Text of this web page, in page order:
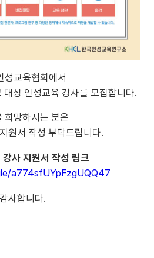
성교육협회에서
상 인성교육 강사를 모집합니다.
희망하시는 분은
원서 작성 부탁드립니다.
사 지원서 작성 링크
a774sfUYpFzgUQQ47
감사합니다.